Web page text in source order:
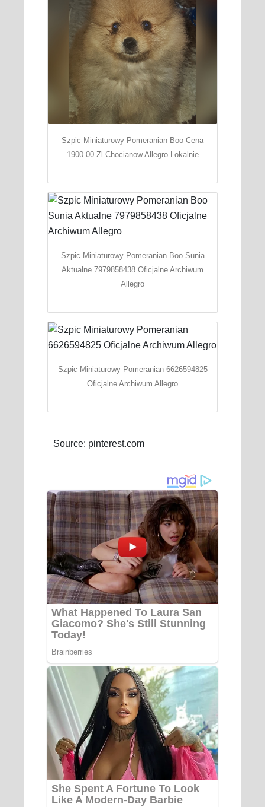
Szpic Miniaturowy Pomeranian Boo Cena
1900 00 Zl Chocianow Allegro Lokalnie
Szpic Miniaturowy Pomeranian Boo Sunia
Aktualne 7979858438 Oficjalne Archiwum
Allegro
Szpic Miniaturowy Pomeranian 6626594825
Oficjalne Archiwum Allegro
Source: pinterest.com